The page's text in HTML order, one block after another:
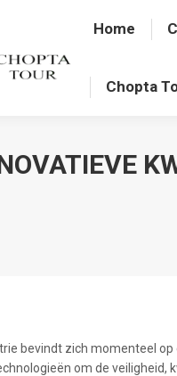
Home
Chopta
bevindt zich momenteel
om de